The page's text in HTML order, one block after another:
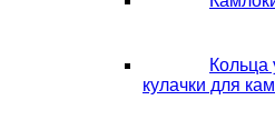
Кольца
кулачки для